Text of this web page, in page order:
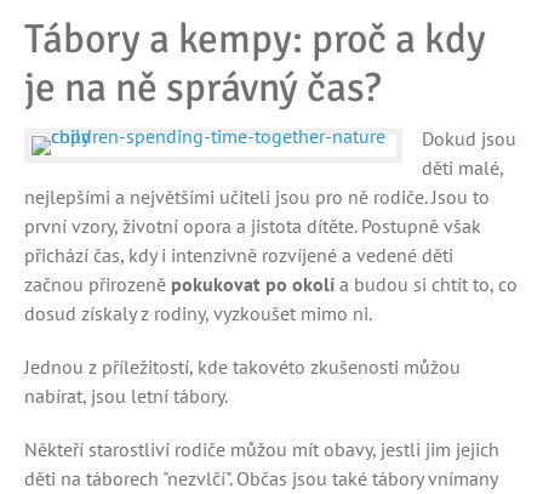
Tábory a kempy: proč a kdy
je na ně správný čas?
Dokud jsou
děti malé,
nejlepšími a největšími učiteli jsou pro ně rodiče. Jsou to
první vzory, životní opora a jistota dítěte. Postupně však
přichází čas, kdy i intenzivně rozvíjené a vedené děti
začnou přirozeně pokukovat po okolí a budou si chtít to, co
dosud získaly z rodiny, vyzkoušet mimo ni.
Jednou z příležitostí, kde takovéto zkušenosti můžou
nabírat, jsou letní tábory.
Někteří starostliví rodiče můžou mít obavy, jestli jim jejich
děti na táborech "nezvlčí". Občas jsou také tábory vnímany